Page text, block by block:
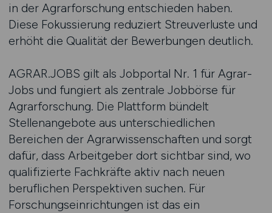
in der Agrarforschung entschieden haben.
Diese Fokussierung reduziert Streuverluste und
erhöht die Qualität der Bewerbungen deutlich.
AGRAR.JOBS gilt als Jobportal Nr. 1 für Agrar-
Jobs und fungiert als zentrale Jobbörse für
Agrarforschung. Die Plattform bündelt
Stellenangebote aus unterschiedlichen
Bereichen der Agrarwissenschaften und sorgt
dafür, dass Arbeitgeber dort sichtbar sind, wo
qualifizierte Fachkräfte aktiv nach neuen
beruflichen Perspektiven suchen. Für
Forschungseinrichtungen ist das ein